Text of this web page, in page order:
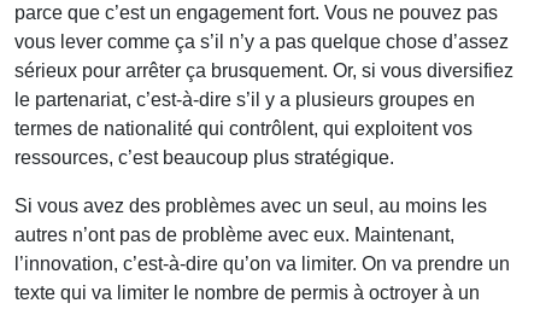
parce que c’est un engagement fort. Vous ne pouvez pas
vous lever comme ça s’il n’y a pas quelque chose d’assez
sérieux pour arrêter ça brusquement. Or, si vous diversifiez
le partenariat, c’est-à-dire s’il y a plusieurs groupes en
termes de nationalité qui contrôlent, qui exploitent vos
ressources, c’est beaucoup plus stratégique.
Si vous avez des problèmes avec un seul, au moins les
autres n’ont pas de problème avec eux. Maintenant,
l’innovation, c’est-à-dire qu’on va limiter. On va prendre un
texte qui va limiter le nombre de permis à octroyer à un